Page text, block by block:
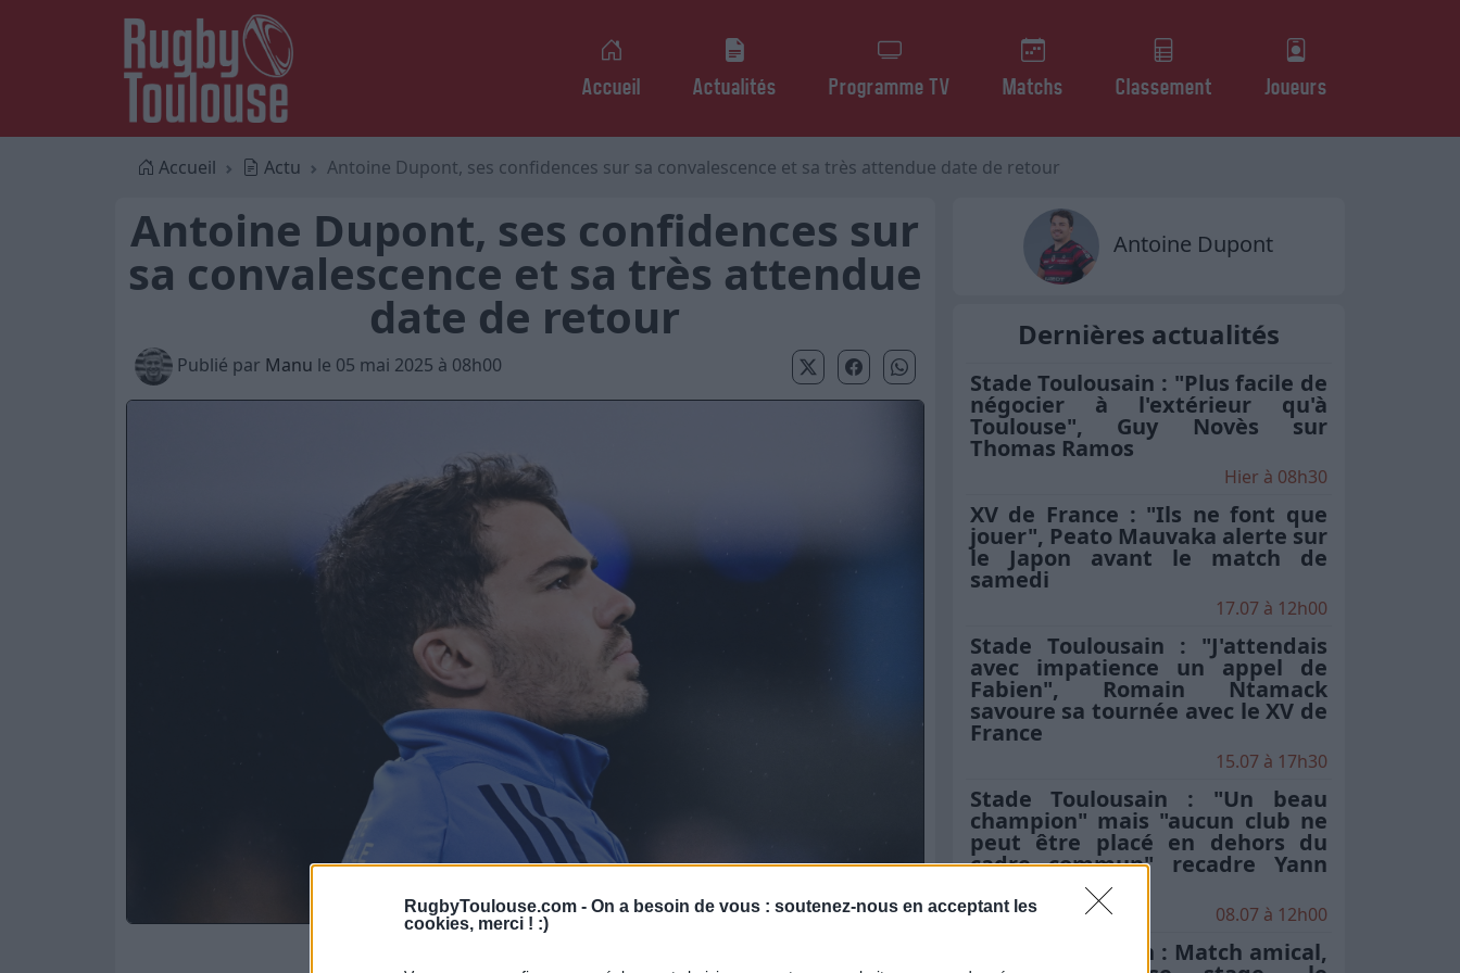
RugbyToulouse.com - On a besoin de vous : soutenez-nous en acceptant les
cookies, merci ! :)
Accueil Actualités Programme TV Matchs Classement Joueurs
Accueil Actu Antoine Dupont, ses confidences sur sa convalescence et sa très attendue date de retour
Antoine Dupont, ses confidences sur
sa convalescence et sa très attendue
date de retour
Publié par Manu le 05 mai 2025 à 08h00
Antoine Dupont
Dernières actualités
Stade Toulousain : "Plus facile de
négocier à l'extérieur qu'à
Toulouse", Guy Novès sur
Thomas Ramos
Hier à 08h30
XV de France : "Ils ne font que
jouer", Peato Mauvaka alerte sur
le Japon avant le match de
samedi
17.07 à 12h00
Stade Toulousain : "J'attendais
avec impatience un appel de
Fabien", Romain Ntamack
savoure sa tournée avec le XV de
France
15.07 à 17h30
Stade Toulousain : "Un beau
champion" mais "aucun club ne
peut être placé en dehors du
cadre commun" recadre Yann
08.07 à 12h00
Stade Toulousain : Match amical,